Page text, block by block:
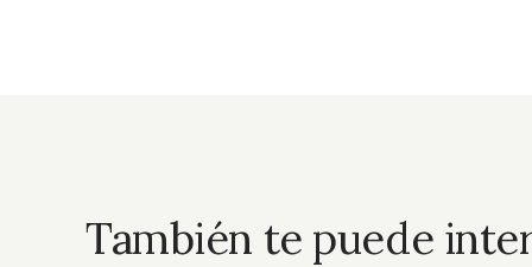
También te puede